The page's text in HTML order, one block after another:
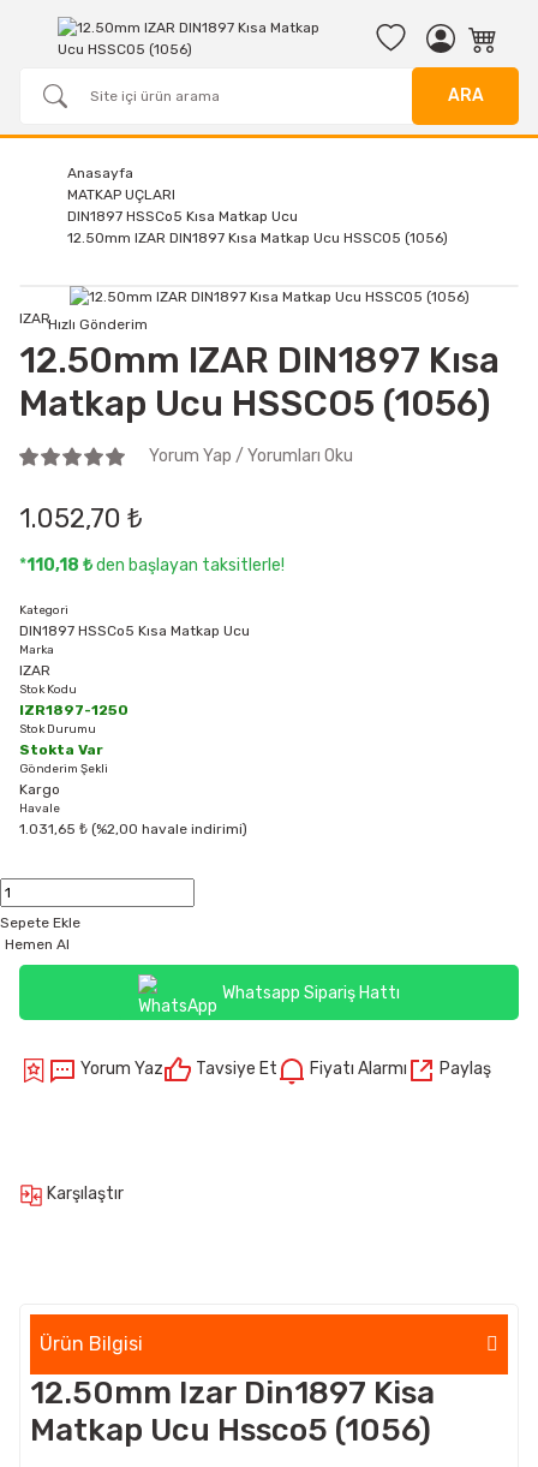
ARA
Anasayfa
MATKAP UÇLARI
DIN1897 HSSCo5 Kısa Matkap Ucu
12.50mm IZAR DIN1897 Kısa Matkap Ucu HSSCO5 (1056)
Hızlı Gönderim
IZAR
12.50mm IZAR DIN1897 Kısa
Matkap Ucu HSSCO5 (1056)
Yorum Yap / Yorumları Oku
1.052,70 ₺
*110,18 ₺den başlayan taksitlerle!
Kategori
DIN1897 HSSCo5 Kısa Matkap Ucu
Marka
IZAR
Stok Kodu
IZR1897-1250
Stok Durumu
Stokta Var
Gönderim Şekli
Kargo
Havale
1.031,65 ₺ (%2,00 havale indirimi)
Sepete Ekle
Hemen Al
Whatsapp Sipariş Hattı
Yorum Yaz Tavsiye Et Fiyatı Alarmı Paylaş
Karşılaştır
Ürün Bilgisi
12.50mm Izar Din1897 Kisa
Matkap Ucu Hssco5 (1056)